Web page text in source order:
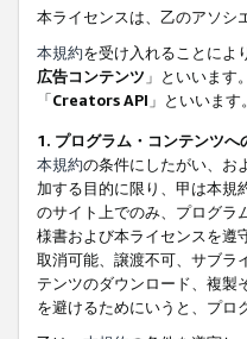
本ライセンスは、乙のアソシ
本規約を受け入れることによ
広告コンテンツ 」といいます
「Creators API 」といいま
1. プログラム・コンテンツへ
本規約の条件にしたがい、お
加する目的に限り、甲は本規
のサイト上でのみ、プログラ
様書および本ライセンスを遵
取消可能、譲渡不可、サブラ
テンツのダウンロード、複製
を避けるためにいうと、プロ